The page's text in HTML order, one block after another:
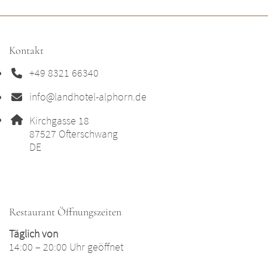
Kontakt
+49 8321 66340
Telefonnummer: 4 9 8 3 2 1 6 6 3 4 0
info@landhotel-alphorn.de
E-Mail Adresse: info@landhotel-alphorn.de
Adresse:
Kirchgasse 18
87527 , 8 7 5 2 7
Ofterschwang
DE
Restaurant Öffnungszeiten
Täglich von
14:00 – 20:00 Uhr geöffnet